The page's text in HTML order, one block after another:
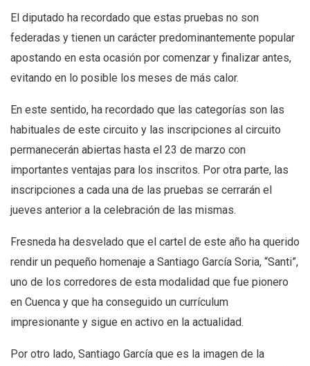
El diputado ha recordado que estas pruebas no son
federadas y tienen un carácter predominantemente popular
apostando en esta ocasión por comenzar y finalizar antes,
evitando en lo posible los meses de más calor.
En este sentido, ha recordado que las categorías son las
habituales de este circuito y las inscripciones al circuito
permanecerán abiertas hasta el 23 de marzo con
importantes ventajas para los inscritos. Por otra parte, las
inscripciones a cada una de las pruebas se cerrarán el
jueves anterior a la celebración de las mismas.
Fresneda ha desvelado que el cartel de este año ha querido
rendir un pequeño homenaje a Santiago García Soria, “Santi”,
uno de los corredores de esta modalidad que fue pionero
en Cuenca y que ha conseguido un currículum
impresionante y sigue en activo en la actualidad.
Por otro lado, Santiago García que es la imagen de la